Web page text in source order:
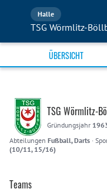
Halle
TSG Wörmlitz-
ÜBERSICHT
TSG Wörmlitz-
Gründungsjahr
Abteilungen Fußball, Darts ·
(10/11, 15/16)
Teams